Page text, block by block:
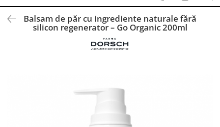
Protectie solara
Ten acneic
Ibizaloe
Officina Naturae
Balsam de păr cu ingrediente naturale fără
silicon regenerator – Go Organic 200ml